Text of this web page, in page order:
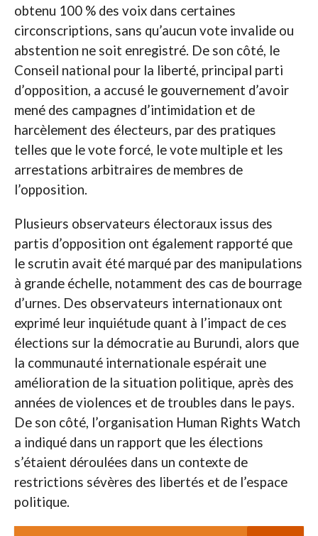
obtenu 100 % des voix dans certaines
circonscriptions, sans qu’aucun vote invalide ou
abstention ne soit enregistré. De son côté, le
Conseil national pour la liberté, principal parti
d’opposition, a accusé le gouvernement d’avoir
mené des campagnes d’intimidation et de
harcèlement des électeurs, par des pratiques
telles que le vote forcé, le vote multiple et les
arrestations arbitraires de membres de
l’opposition.
Plusieurs observateurs électoraux issus des
partis d’opposition ont également rapporté que
le scrutin avait été marqué par des manipulations
à grande échelle, notamment des cas de bourrage
d’urnes. Des observateurs internationaux ont
exprimé leur inquiétude quant à l’impact de ces
élections sur la démocratie au Burundi, alors que
la communauté internationale espérait une
amélioration de la situation politique, après des
années de violences et de troubles dans le pays.
De son côté, l’organisation Human Rights Watch
a indiqué dans un rapport que les élections
s’étaient déroulées dans un contexte de
restrictions sévères des libertés et de l’espace
politique.